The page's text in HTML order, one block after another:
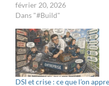
février 20, 2026
Dans "#Build"
DSI et crise : ce que l’on